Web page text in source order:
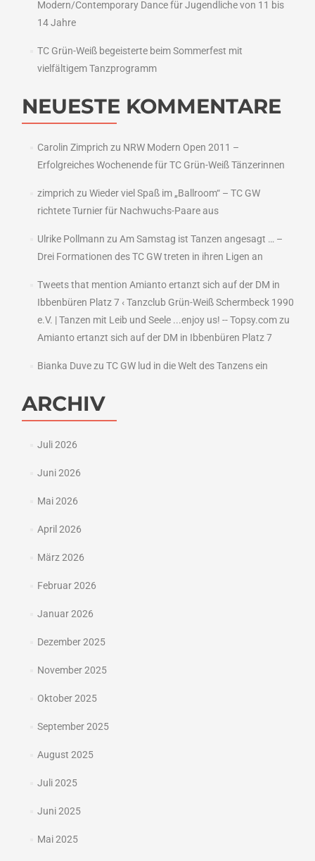
Modern/Contemporary Dance für Jugendliche von 11 bis
14 Jahre
TC Grün-Weiß begeisterte beim Sommerfest mit
vielfältigem Tanzprogramm
NEUESTE KOMMENTARE
Carolin Zimprich zu NRW Modern Open 2011 –
Erfolgreiches Wochenende für TC Grün-Weiß Tänzerinnen
zimprich zu Wieder viel Spaß im „Ballroom“ – TC GW
richtete Turnier für Nachwuchs-Paare aus
Ulrike Pollmann zu Am Samstag ist Tanzen angesagt … –
Drei Formationen des TC GW treten in ihren Ligen an
Tweets that mention Amianto ertanzt sich auf der DM in
Ibbenbüren Platz 7 ‹ Tanzclub Grün-Weiß Schermbeck 1990
e.V. | Tanzen mit Leib und Seele ...enjoy us! -- Topsy.comzu
Amianto ertanzt sich auf der DM in Ibbenbüren Platz 7
Bianka Duvezu TC GW lud in die Welt des Tanzens ein
ARCHIV
Juli 2026
Juni 2026
Mai 2026
April 2026
März 2026
Februar 2026
Januar 2026
Dezember 2025
November 2025
Oktober 2025
September 2025
August 2025
Juli 2025
Juni 2025
Mai 2025